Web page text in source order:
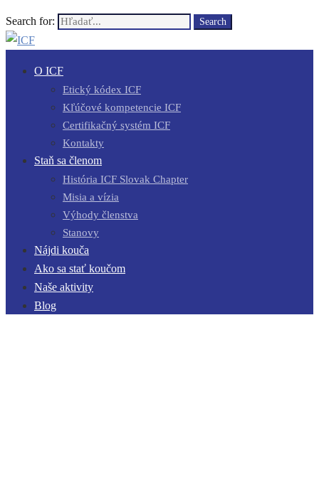
Search for: Search
O ICF
Etický kódex ICF
Kľúčové kompetencie ICF
Certifikačný systém ICF
Kontakty
Staň sa členom
História ICF Slovak Chapter
Misia a vízia
Výhody členstva
Stanovy
Nájdi kouča
Ako sa stať koučom
Naše aktivity
Blog